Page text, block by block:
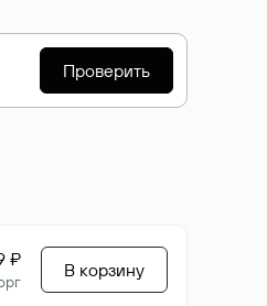
Проверить
₽ В корзину